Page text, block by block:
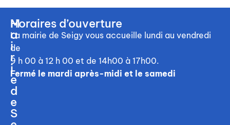
M
a
i
r
i
e
d
e
S
Horaires d’ouverture
La mairie de Seigy vous accueille lundi au vendredi
de
9 h 00 à 12 h 00 et de 14h00 à 17h00.
Fermé le mardi après-midi et le samedi